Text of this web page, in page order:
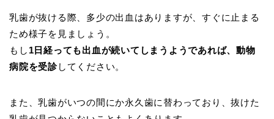
乳歯が抜ける際、多少の出血はありますが、すぐに止まる
ため様子を見ましょう。
もし 1日経っても出血が続いてしまうようであれば、動物
病院を受診してください。
また、乳歯がいつの間にか永久歯に替わっており、抜けた